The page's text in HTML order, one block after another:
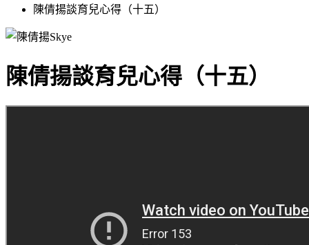
陳倩揚談育兒心得（十五）
陳倩揚談育兒心得（十五）